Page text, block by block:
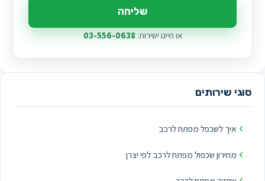
שליחה
או חייגו ישירות: 03-556-0638
סוגי שירותים
איך לשכפל מפתח לרכב
מחירון שכפול מפתח לרכב לפי יצרן